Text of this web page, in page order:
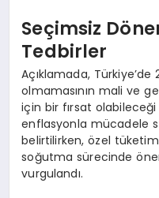
Seçimsiz
Tedbirler
Açıklamada, Türkiye’de
olmamasının mali ve
için bir fırsat olabileceği
enflasyonla mücadele
belirtilirken, özel
soğutma sürecinde
vurgulandı.